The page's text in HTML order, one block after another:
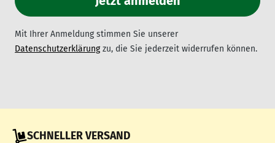
Mit Ihrer Anmeldung stimmen Sie unserer
Datenschutzerklärungzu, die Sie jederzeit widerrufen können.
SCHNELLER VERSAND